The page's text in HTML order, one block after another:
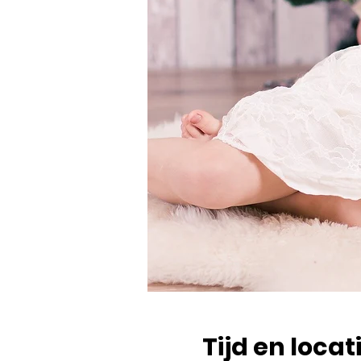
Tijd en